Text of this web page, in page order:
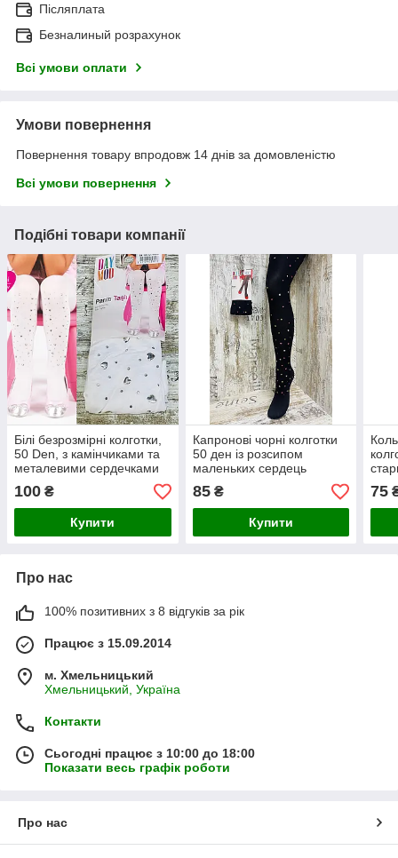
Післяплата
Безналиный розрахунок
Всі умови оплати
Умови повернення
Повернення товару впродовж 14 днів за домовленістю
Всі умови повернення
Подібні товари компанії
Білі безрозмірні колготки,
50 Den, з камінчиками та
металевими сердечками
100 ₴
Купити
Капронові чорні колготки
50 ден із розсипом
маленьких сердець
85₴
Купити
75
Про нас
100% позитивних з 8 відгуків за рік
Працює з 15.09.2014
м. Хмельницький
Хмельницький, Україна
Контакти
Сьогодні працює з 10:00 до 18:00
Показати весь графік роботи
Про нас